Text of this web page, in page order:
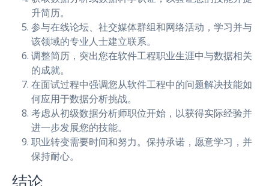
升简历。
参与在线论坛、社交媒体群组和网络活动，学习并与
该领域的专业人士建立联系。
调整简历，突出您在软件工程职业生涯中与数据相关
的成就。
在面试过程中强调您从软件工程中的问题解决技能如
何应用于数据分析挑战。
考虑从初级数据分析师职位开始，以获得实际经验并
进一步发展您的技能。
职业转变需要时间和努力。保持承诺，愿意学习，并
保持耐心。